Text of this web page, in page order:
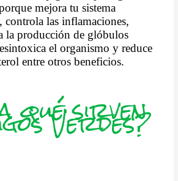
mejora tu sistema
controla las inflamaciones,
la producción de glóbulos
el organismo y reduce
entre otros beneficios.
qué sirven
Verdes?